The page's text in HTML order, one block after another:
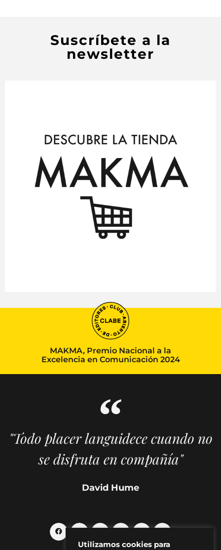
Suscríbete a la
newsletter
MAKMA, Premio Nacional a la
Excelencia en Comunicación 2024
"Todo placer languidece cuando no
se disfruta en compañía"
David Hume
Utilizamos cookies para